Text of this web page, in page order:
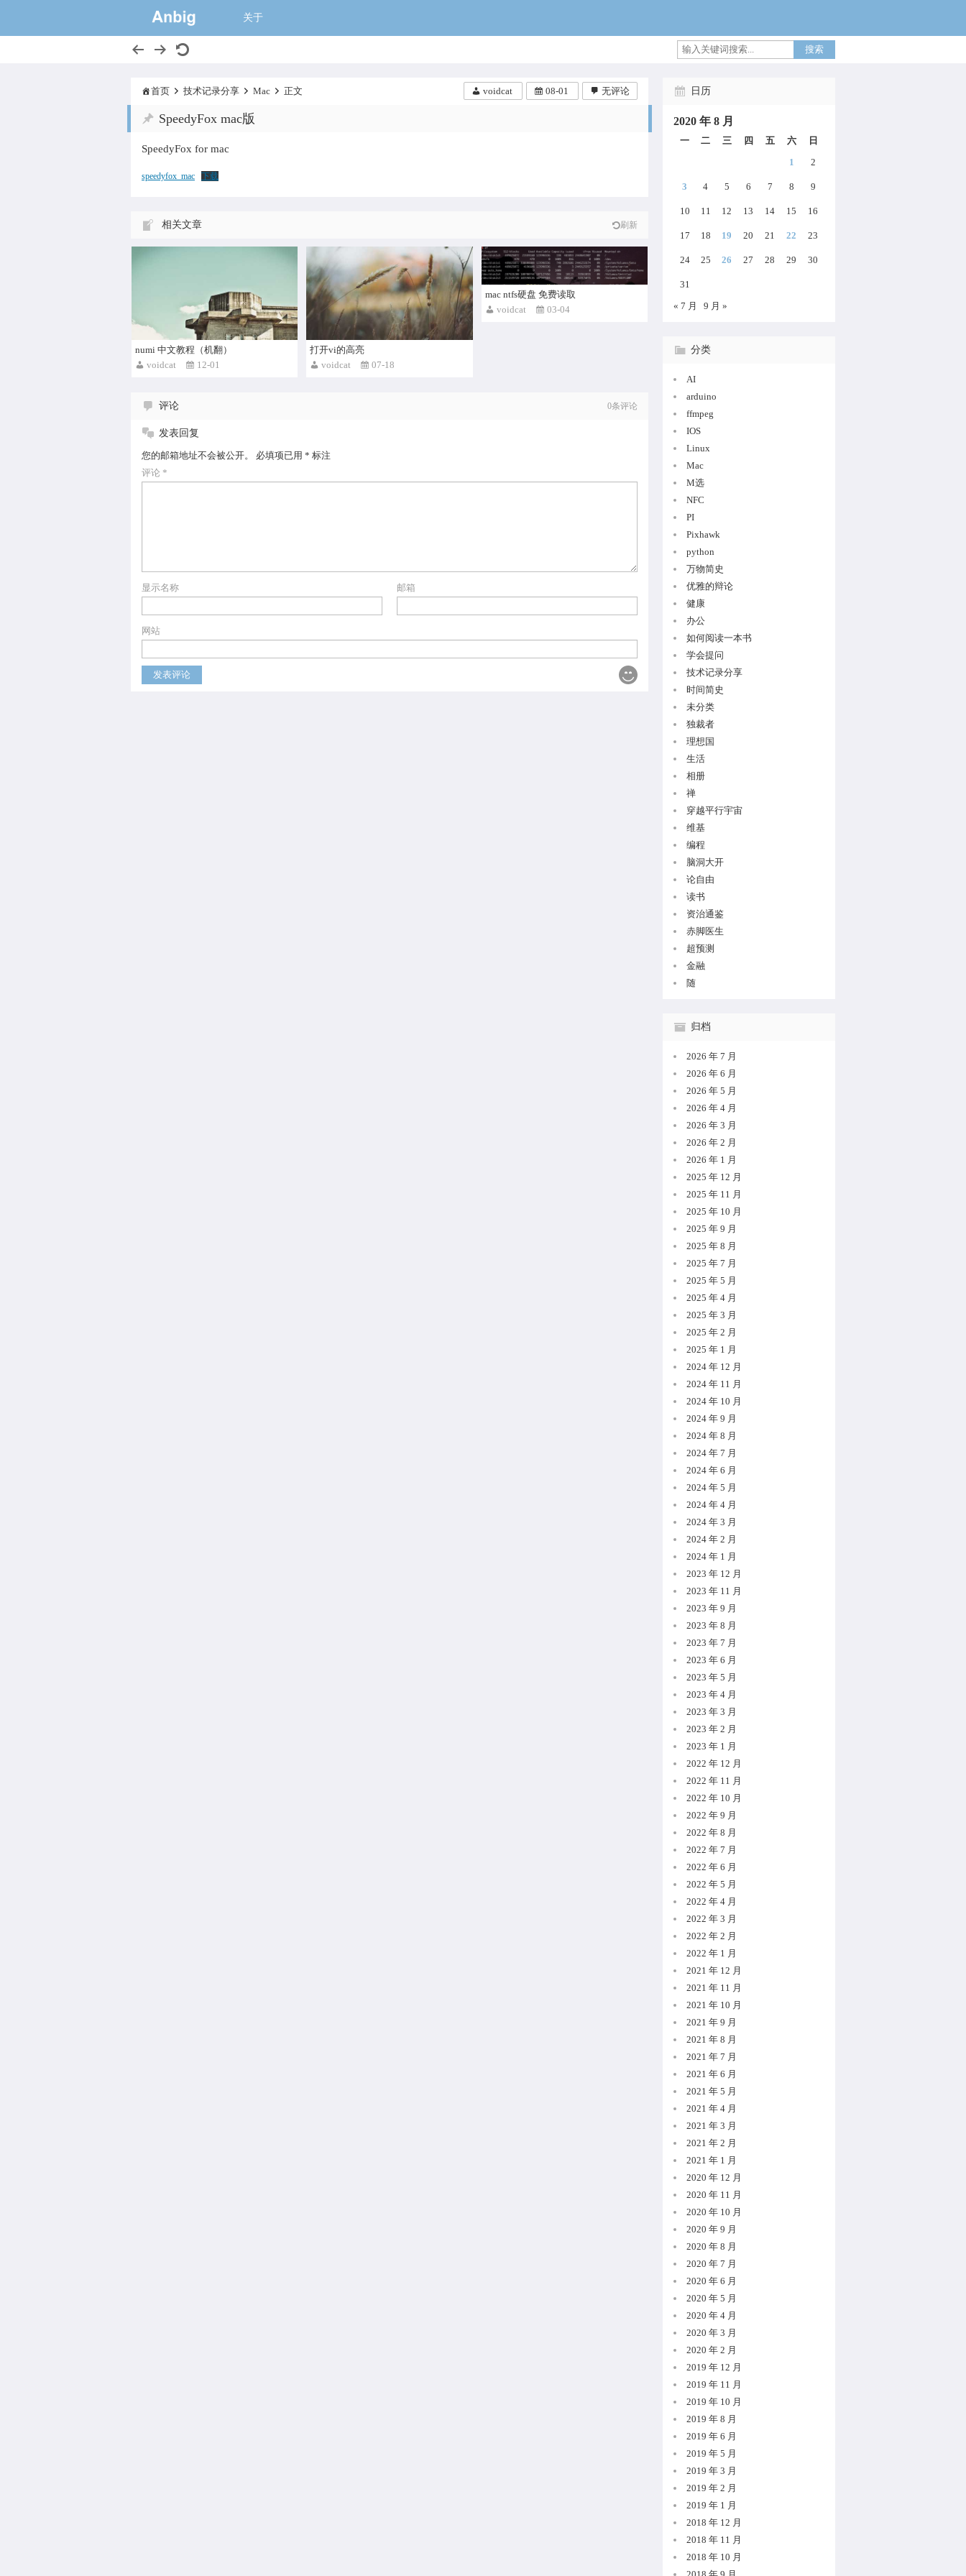
一个大的猫窝,voidcat
关于
搜索
首页 技术记录分享 Mac 正文 voidcat 08-01 无评论
SpeedyFox mac版
SpeedyFox for mac
speedyfox_mac 下载
相关文章 刷新
(into, as, …
numi 中文教程（机翻）
voidcat
12-01
打开vi的高亮
voidcat
07-18
1、安装https://osxfuse.github.io/ 2、
mac ntfs硬盘 免费读取
voidcat
03-04
评论 0条评论
发表回复
您的邮箱地址不会被公开。 必填项已用 * 标注
评论 *
显示名称 邮箱
网站
日历
2020 年 8 月
一 二 三 四 五 六
日
1
2
3 4 5 6 7 8 9
10 11 12 13 14 15 16
17 18 19 20 21 22 23
24 25 26 27 28 29 30
31
« 7 月
9 月 »
分类
AI
arduino
ffmpeg
IOS
Linux
Mac
M选
NFC
PI
Pixhawk
python
万物简史
优雅的辩论
健康
办公
如何阅读一本书
学会提问
技术记录分享
时间简史
未分类
独裁者
理想国
生活
相册
禅
穿越平行宇宙
维基
编程
脑洞大开
论自由
读书
资治通鉴
赤脚医生
超预测
金融
随
归档
2026 年 7 月
2026 年 6 月
2026 年 5 月
2026 年 4 月
2026 年 3 月
2026 年 2 月
2026 年 1 月
2025 年 12 月
2025 年 11 月
2025 年 10 月
2025 年 9 月
2025 年 8 月
2025 年 7 月
2025 年 5 月
2025 年 4 月
2025 年 3 月
2025 年 2 月
2025 年 1 月
2024 年 12 月
2024 年 11 月
2024 年 10 月
2024 年 9 月
2024 年 8 月
2024 年 7 月
2024 年 6 月
2024 年 5 月
2024 年 4 月
2024 年 3 月
2024 年 2 月
2024 年 1 月
2023 年 12 月
2023 年 11 月
2023 年 9 月
2023 年 8 月
2023 年 7 月
2023 年 6 月
2023 年 5 月
2023 年 4 月
2023 年 3 月
2023 年 2 月
2023 年 1 月
2022 年 12 月
2022 年 11 月
2022 年 10 月
2022 年 9 月
2022 年 8 月
2022 年 7 月
2022 年 6 月
2022 年 5 月
2022 年 4 月
2022 年 3 月
2022 年 2 月
2022 年 1 月
2021 年 12 月
2021 年 11 月
2021 年 10 月
2021 年 9 月
2021 年 8 月
2021 年 7 月
2021 年 6 月
2021 年 5 月
2021 年 4 月
2021 年 3 月
2021 年 2 月
2021 年 1 月
2020 年 12 月
2020 年 11 月
2020 年 10 月
2020 年 9 月
2020 年 8 月
2020 年 7 月
2020 年 6 月
2020 年 5 月
2020 年 4 月
2020 年 3 月
2020 年 2 月
2019 年 12 月
2019 年 11 月
2019 年 10 月
2019 年 8 月
2019 年 6 月
2019 年 5 月
2019 年 3 月
2019 年 2 月
2019 年 1 月
2018 年 12 月
2018 年 11 月
2018 年 10 月